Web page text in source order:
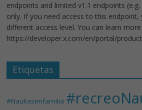
endpoints and limited v1.1 endpoints
only. If you need access to this endpoint,
different access level. You can learn
https://developer.x.com/en/portal/product
Etiquetas
#Naukasenfamilia